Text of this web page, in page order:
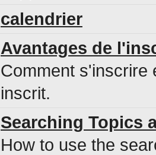
calendrier
Avantages de
Comment s'inscrire
inscrit.
Searching Topics
How to use the